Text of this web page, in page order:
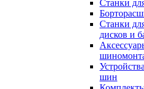
Станки
Станки
дисков и
шин